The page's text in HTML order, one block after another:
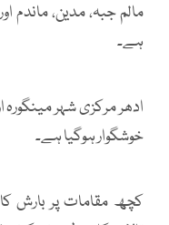
مالم جبہ، مدین،
ہے۔
ادھر مرکزی شہر مینگورہ
خوشگوار ہوگیا ہے۔
کچھ مقامات پر بارش